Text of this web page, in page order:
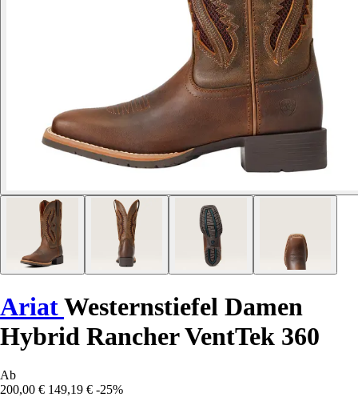
AriatWesternstiefel Damen
Hybrid Rancher VentTek 360
Ab
200,00 € 149,19 € -25%